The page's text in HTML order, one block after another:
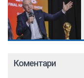
Коментари